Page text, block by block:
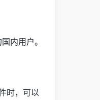
内用户。
时，可以